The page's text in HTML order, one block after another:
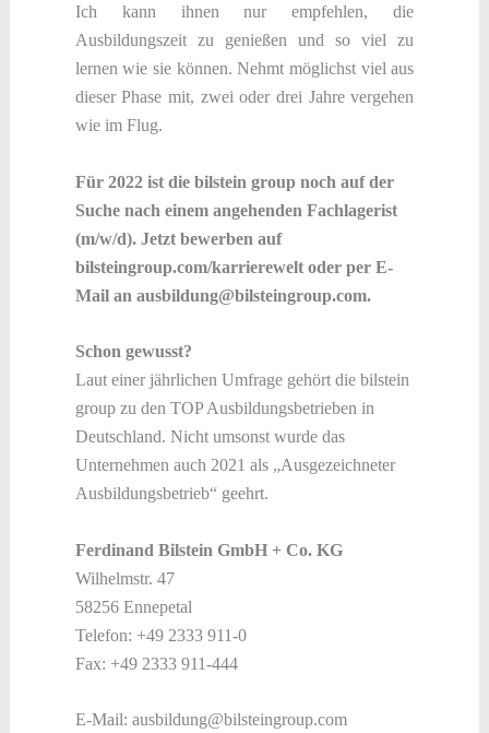
Ich kann ihnen nur empfehlen, die
Ausbildungszeit zu genießen und so viel zu
lernen wie sie können. Nehmt möglichst viel aus
dieser Phase mit, zwei oder drei Jahre vergehen
wie im Flug.
Für 2022 ist die bilstein group noch auf der
Suche nach einem angehenden Fachlagerist
(m/w/d). Jetzt bewerben auf
bilsteingroup.com/karrierewelt oder per E-
Mail an ausbildung@bilsteingroup.com.
Schon gewusst?
Laut einer jährlichen Umfrage gehört die bilstein
group zu den TOP Ausbildungsbetrieben in
Deutschland. Nicht umsonst wurde das
Unternehmen auch 2021 als „Ausgezeichneter
Ausbildungsbetrieb“ geehrt.
Ferdinand Bilstein GmbH + Co. KG
Wilhelmstr. 47
58256 Ennepetal
Telefon: +49 2333 911-0
Fax: +49 2333 911-444
E-Mail: ausbildung@bilsteingroup.com